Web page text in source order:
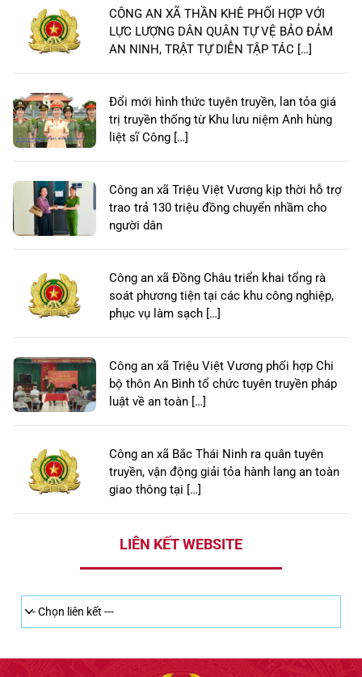
CÔNG AN XÃ THẦN KHÊ PHỐI HỢP VỚI
LỰC LƯỢNG DÂN QUÂN TỰ VỆ BẢO ĐẢM
AN NINH, TRẬT TỰ DIỄN TẬP TÁC […]
Đổi mới hình thức tuyên truyền, lan tỏa giá
trị truyền thống từ Khu lưu niệm Anh hùng
liệt sĩ Công […]
Công an xã Triệu Việt Vương kịp thời hỗ trợ
trao trả 130 triệu đồng chuyển nhầm cho
người dân
Công an xã Đồng Châu triển khai tổng rà
soát phương tiện tại các khu công nghiệp,
phục vụ làm sạch […]
Công an xã Triệu Việt Vương phối hợp Chi
bộ thôn An Bình tổ chức tuyên truyền pháp
luật về an toàn […]
Công an xã Bắc Thái Ninh ra quân tuyên
truyền, vận động giải tỏa hành lang an toàn
giao thông tại […]
LIÊN KẾT WEBSITE